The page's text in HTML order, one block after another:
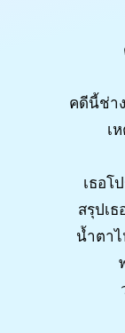
คดีนี้ช่า
เ
เธอโ
สรุปเธ
น้ำตาไ